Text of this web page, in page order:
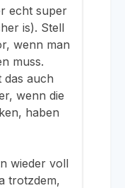
echt super
is). Stell
wenn man
muss.
das auch
wenn die
haben
wieder voll
trotzdem,